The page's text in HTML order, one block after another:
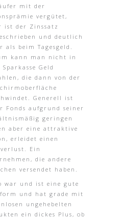
mit der
vergütet,
ist der Zinssatz
und deutlich
als beim Tagesgeld.
kann man nicht in
Sparkasse Geld
die dann von der
Generell ist
Fonds aufgrund seiner
geringen
aber eine attraktive
erleidet einen
Ein
die andere
versendet haben.
war und ist eine gute
und hat grade mit
ungehebelten
ein dickes Plus, ob